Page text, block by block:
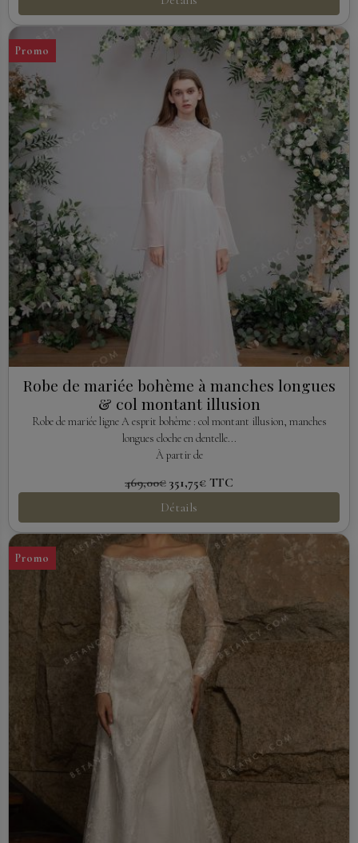
Promo
Robe de mariée bohème à manches longues
& col montant illusion
Robe de mariée ligne A esprit bohème : col montant illusion, manches
longues cloche en dentelle...
À partir de
469,00€ 351,75€ TTC
Détails
Promo